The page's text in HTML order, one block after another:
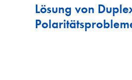
Lösung von